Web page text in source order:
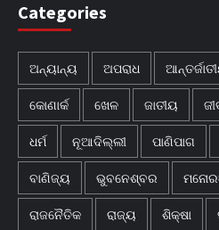
Categories
ଅନ୍ୟାନ୍ୟ ଅପରାଧ
କୋଣାର୍କ ଖେଳ ଜାତୀୟ
ଧର୍ମ ନୂଆଦିଲ୍ଲୀ ପାଣିପାଗ
ବାଣିଜ୍ୟ ଭୁବନେଶ୍ବର
ରାଜନୈତିକ ରାଜ୍ୟ ଶିକ୍ଷା